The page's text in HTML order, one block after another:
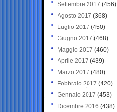
Settembre 2017 (456)
Agosto 2017 (368)
Luglio 2017 (450)
Giugno 2017 (468)
Maggio 2017 (460)
Aprile 2017 (439)
Marzo 2017 (480)
Febbraio 2017 (420)
Gennaio 2017 (453)
Dicembre 2016 (438)